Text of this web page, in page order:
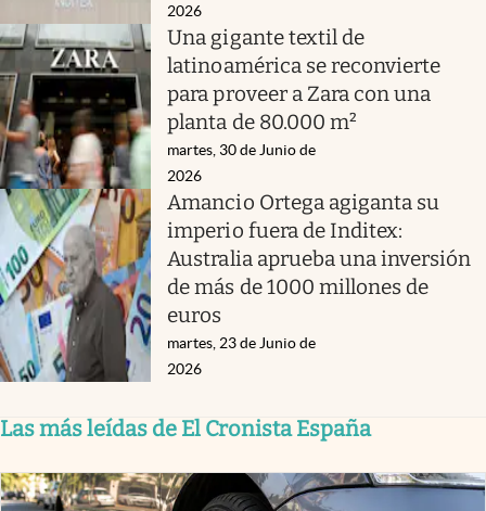
2026
Una gigante textil de
latinoamérica se reconvierte
para proveer a Zara con una
planta de 80.000 m²
martes, 30 de Junio de
2026
Amancio Ortega agiganta su
imperio fuera de Inditex:
Australia aprueba una inversión
de más de 1000 millones de
euros
martes, 23 de Junio de
2026
Las más leídas de El Cronista España